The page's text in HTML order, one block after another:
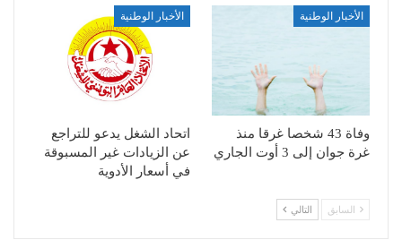
الأخبار الوطنية
وفاة 43 شخصا غرقا منذ
غرة جوان إلى 3 أوت الجاري
الأخبار الوطنية
اتحاد الشغل يدعو للتراجع
عن الزيادات غير المسبوقة
في أسعار الأدوية
السابق التالي